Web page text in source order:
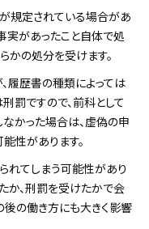
規定されている場合があ
実があったこと自体で処
かの処分を受けます。
履歴書の種類によっては
罰ですので、前科として
かった場合は、虚偽の申
性があります。
れてしまう可能性があり
か、刑罰を受けたかで会
の働き方にも大きく影響